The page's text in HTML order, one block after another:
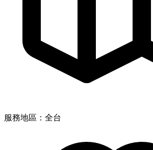
服務地區：全台